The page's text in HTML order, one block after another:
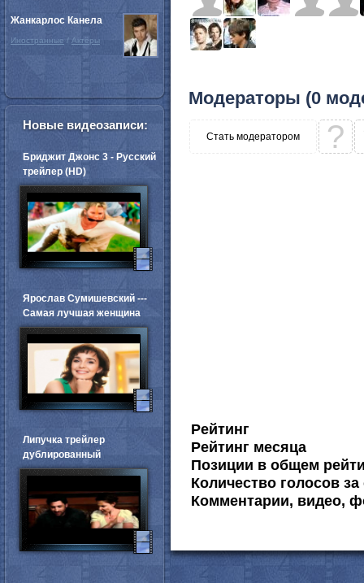
Модераторы (0
Стать модератором ?
Рейтинг
Рейтинг месяца
Позиции в общем
Количество голосов за
Комментарии, видео,
Жанкарлос Канела
Иностранные / Актёры
Новые видеозаписи:
Бриджит Джонс 3 - Русский
трейлер (HD)
Ярослав Сумишевский ---
Самая лучшая женщина
Липучка трейлер
дублированный